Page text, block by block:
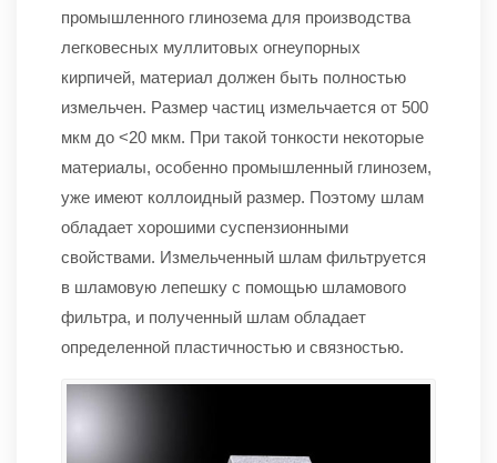
промышленного глинозема для производства
легковесных муллитовых огнеупорных
кирпичей, материал должен быть полностью
измельчен. Размер частиц измельчается от 500
мкм до <20 мкм. При такой тонкости некоторые
материалы, особенно промышленный глинозем,
уже имеют коллоидный размер. Поэтому шлам
обладает хорошими суспензионными
свойствами. Измельченный шлам фильтруется
в шламовую лепешку с помощью шламового
фильтра, и полученный шлам обладает
определенной пластичностью и связностью.